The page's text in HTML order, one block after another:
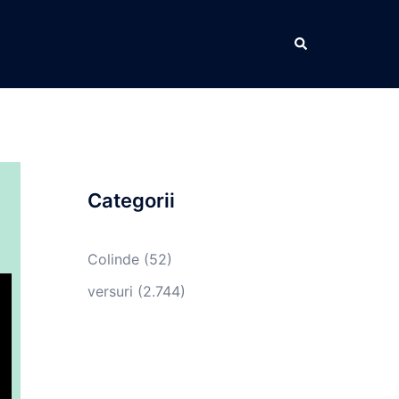
Caută
Categorii
Colinde(52)
versuri (2.744)